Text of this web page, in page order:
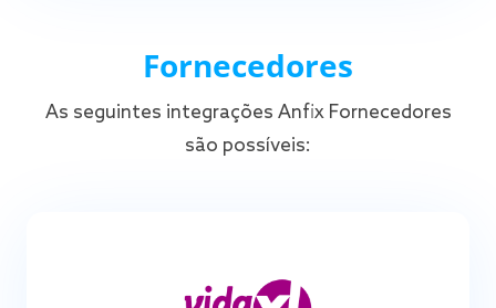
Fornecedores
As seguintes integrações Anfix Fornecedores
são possíveis: